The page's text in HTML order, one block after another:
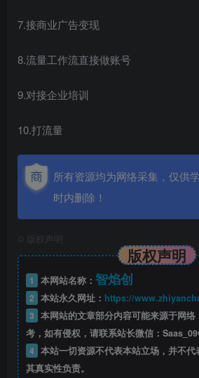
7.接商业广告变现
8.流量工作流直接做账号
9.对接企业培训
10.打流量
所有资源均为网络采集，仅供
时内删除！
版权声明
版权声明
1 本网站名称： 智焰创
2 本站永久网址： https://
3 本网站的文章部分内容可能来源于网
考，如有侵权，请联系站长微信：
4 本站一切资源不代表本站立场，并不
其真实性负责。